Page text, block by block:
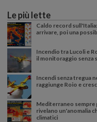
Le più lette
Caldo record
arrivare, poi una
Incendio tra Lucoli e
il monitoraggio senza
Incendi senza tregua
raggiunge Roio e
Mediterraneo sempre
rivelano un'anomalia
climatici